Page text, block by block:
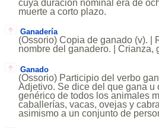
cuya duración nominal era de
muerte a corto plazo.
Ganadería
(Ossorio) Copia de ganado (v). |
nombre del ganadero. | Crianza,
Ganado
(Ossorio) Participio del verbo
Adjetivo. Se dice del que gana
genérico de todos los animales
caballerías, vacas, ovejas y
asimismo a un conjunto de